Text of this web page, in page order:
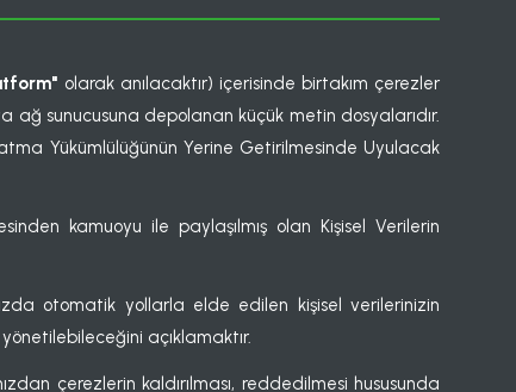
olarak anılacaktır) içerisinde birtakım çerezler
ağ sunucusuna depolanan küçük metin dosyalarıdır.
Yükümlülüğünün Yerine Getirilmesinde Uyulacak
kamuoyu ile paylaşılmış olan Kişisel Verilerin
otomatik yollarla elde edilen kişisel verilerinizin
açıklamaktır.
çerezlerin kaldırılması, reddedilmesi hususunda